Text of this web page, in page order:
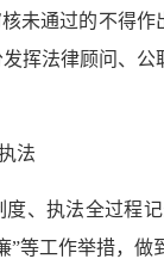
未通过的不得
挥法律顾问、
法
、执法全过程
等工作举措，